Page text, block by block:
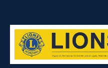
Homepage NEWS
Riprendersi la vita con la